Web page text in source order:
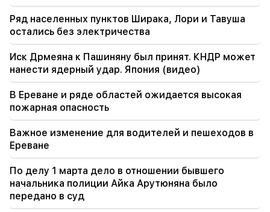
Ряд населенных пунктов Ширака, Лори и Тавуша
остались без электричества
Иск Дрмеяна к Пашиняну был принят. КНДР может
нанести ядерный удар. Япония (видео)
В Ереване и ряде областей ожидается высокая
пожарная опасность
Важное изменение для водителей и пешеходов в
Ереване
По делу 1 марта дело в отношении бывшего
начальника полиции Айка Арутюняна было
передано в суд